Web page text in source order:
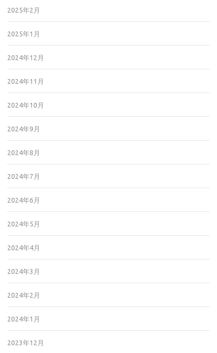
2025年2月
2025年1月
2024年12月
2024年11月
2024年10月
2024年9月
2024年8月
2024年7月
2024年6月
2024年5月
2024年4月
2024年3月
2024年2月
2024年1月
2023年12月